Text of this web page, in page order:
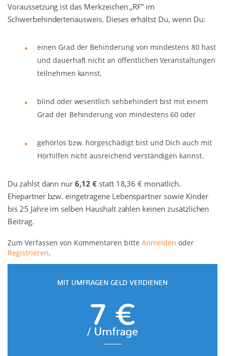
Voraussetzung ist das Merkzeichen „RF” im
Schwerbehindertenausweis. Dieses erhältst Du, wenn Du:
einen Grad der Behinderung von mindestens 80 hast
und dauerhaft nicht an öffentlichen Veranstaltungen
teilnehmen kannst,
blind oder wesentlich sehbehindert bist mit einem
Grad der Behinderung von mindestens 60 oder
gehörlos bzw. hörgeschädigt bist und Dich auch mit
Hörhilfen nicht ausreichend verständigen kannst.
Du zahlst dann nur6,12 €statt 18,36 € monatlich.
Ehepartner bzw. eingetragene Lebenspartner sowie Kinder
bis 25 Jahre im selben Haushalt zahlen keinen zusätzlichen
Beitrag.
Zum Verfassen von Kommentaren bitte Anmelden oder
Registrieren.
MIT UMFRAGEN GELD VERDIENEN
7 €
/ Umfrage